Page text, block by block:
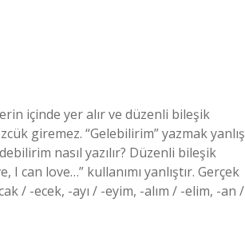
içinde yer alır ve düzenli bileşik
giremez. “Gelebilirim” yazmak yanlış
nasıl yazılır? Düzenli bileşik
can love…” kullanımı yanlıştır. Gerçek
/ -ecek, -ayı / -eyim, -alım / -elim, -an /